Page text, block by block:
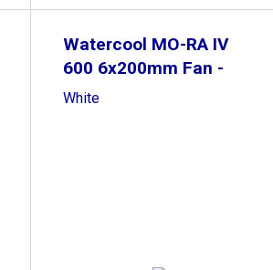
Watercool MO-RA IV
600 6x200mm Fan -
White